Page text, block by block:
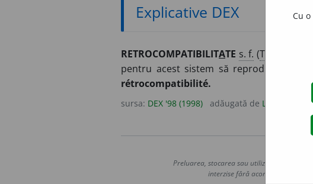
Explicative DEX
RETROCOMPATIBILITATE s. f. (Tel.
)
pentru acest sistem să reproducă în
rétrocompatibilité.
sursa: DEX '98 (1998) adăugată de LauraGellner
Preluarea, stocarea sau utilizarea datelor
interzise fără acordul nostru
Cu